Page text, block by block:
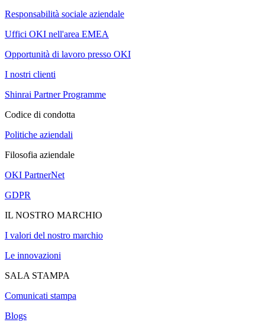
Responsabilità sociale aziendale
Uffici OKI nell'area EMEA
Opportunità di lavoro presso OKI
I nostri clienti
Shinrai Partner Programme
Codice di condotta
Politiche aziendali
Filosofia aziendale
OKI PartnerNet
GDPR
IL NOSTRO MARCHIO
I valori del nostro marchio
Le innovazioni
SALA STAMPA
Comunicati stampa
Blogs